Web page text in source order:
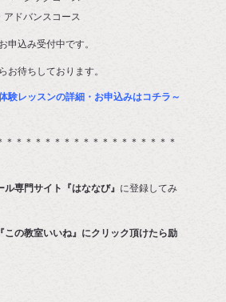
アドバンスコース
申込み受付中です。
お待ちしております。
験レッスンの詳細・お申込みはコチラ～
＊＊＊＊＊＊＊＊＊＊＊＊＊＊＊＊＊＊
専門サイト『はななび』 に登録してみ
この教室いいね』にクリック頂けたら励